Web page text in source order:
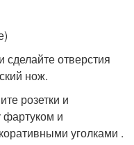
отверстия
нож.
розетки и
фартуком и
уголками .